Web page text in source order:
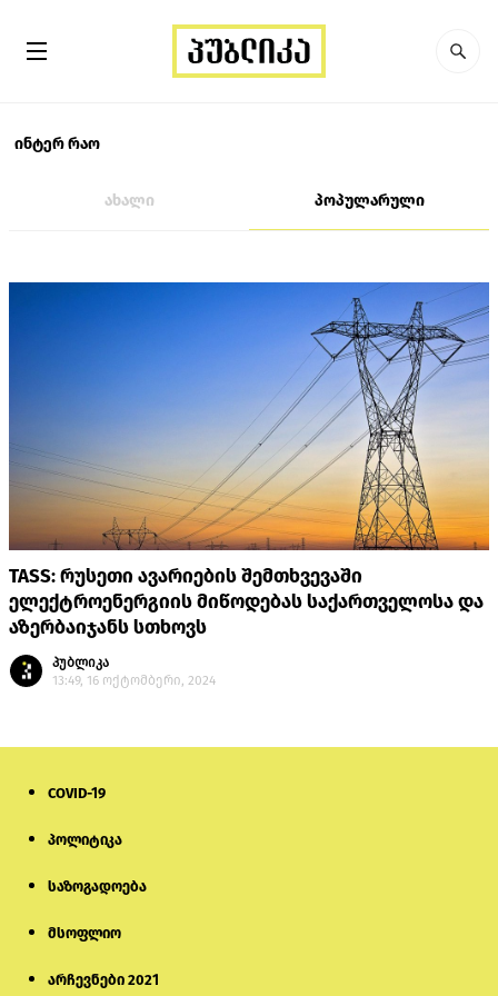
ინტერ რაო
ახალი პოპულარული
TASS: რუსეთი ავარიების შემთხვევაში
ელექტროენერგიის მიწოდებას საქართველოსა და
აზერბაიჯანს სთხოვს
პუბლიკა
13:49, 16 ოქტომბერი, 2024
COVID-19
პოლიტიკა
საზოგადოება
მსოფლიო
არჩევნები 2021